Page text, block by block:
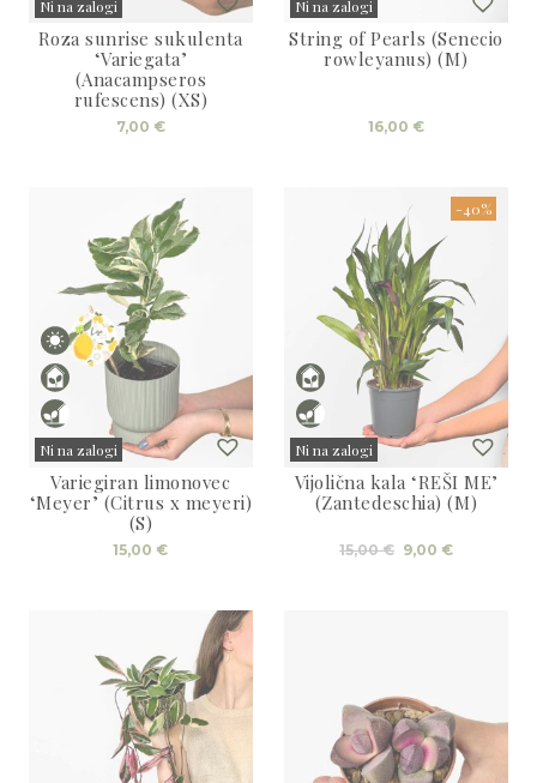
Ni na zalogi
Sold
Roza sunrise sukulenta
‘Variegata’
(Anacampseros
rufescens) (XS)
7,00 €
Ni na zalogi
Sold
String of Pearls (Senecio
rowleyanus) (M)
16,00 €
Ni na zalogi
Sold
Variegiran limonovec
‘Meyer’ (Citrus x meyeri)
(S)
15,00 €
Ni na zalogi
-40%
Sold
Vijolična kala ‘REŠI ME’
(Zantedeschia) (M)
15,00€ Izvirna
cena
9,00 €Trenutna